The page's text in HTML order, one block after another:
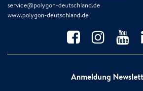
service@polygon-deutschland.de
www.polygon-deutschland.de
Anmeldung